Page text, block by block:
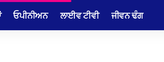
ਓਪੀਨੀਅਨ ਲਾਈਵ ਟੀਵੀ ਜੀਵਨ ਢੰਗ